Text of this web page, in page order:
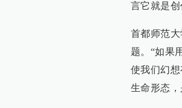
言它就是
首都师范
题。“如果
使我们幻
生命形态